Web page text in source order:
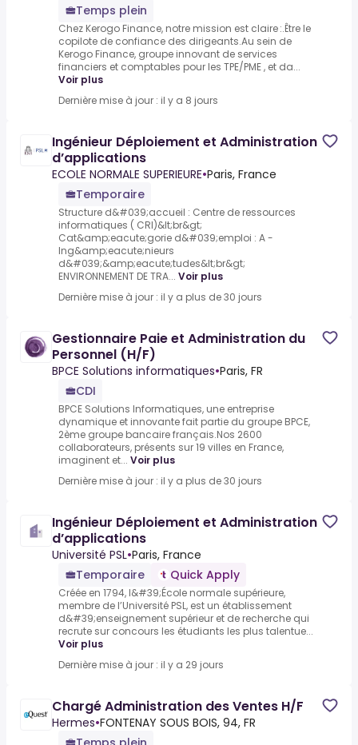
Temps plein
Chez Kerogo Finance, notre mission est claire :.Être le
copilote de confiance des dirigeants.Au sein de
Kerogo Finance, groupe innovant de services
financiers et comptables pour les TPE/PME , et da...
Voir plus
Dernière mise à jour : il y a 8 jours
Ingénieur Déploiement et Administration
d’applications
ECOLE NORMALE SUPERIEURE•Paris, France
Temporaire
Structure d&#039;accueil : Centre de ressources
informatiques ( CRI)&lt;br&gt;
Cat&amp;eacute;gorie d&#039;emploi : A -
Ing&amp;eacute;nieurs
d&#039;&amp;eacute;tudes&lt;br&gt;
ENVIRONNEMENT DE TRA... Voir plus
Dernière mise à jour : il y a plus de 30 jours
Gestionnaire Paie et Administration du
Personnel (H/F)
BPCE Solutions informatiques•Paris, FR
CDI
BPCE Solutions Informatiques, une entreprise
dynamique et innovante fait partie du groupe BPCE,
2ème groupe bancaire français.Nos 2600
collaborateurs, présents sur 19 villes en France,
imaginent et... Voir plus
Dernière mise à jour : il y a plus de 30 jours
Ingénieur Déploiement et Administration
d’applications
Université PSL•Paris, France
Temporaire
Quick Apply
Créée en 1794, l&#39;École normale supérieure,
membre de l’Université PSL, est un établissement
d&#39;enseignement supérieur et de recherche qui
recrute sur concours les étudiants les plus talentue...
Voir plus
Dernière mise à jour : il y a 29 jours
Chargé Administration des Ventes H/F
Hermes•FONTENAY SOUS BOIS, 94, FR